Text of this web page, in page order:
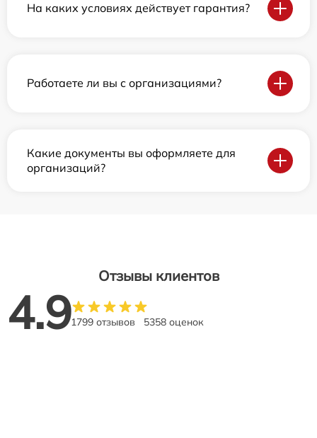
На каких условиях действует гарантия?
Работаете ли вы с организациями?
Какие документы вы оформляете для
организаций?
Отзывы клиентов
4.91799 отзывов 5358 оценок